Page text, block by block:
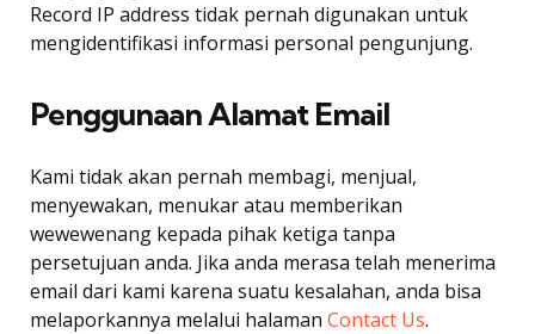
Record IP address tidak pernah digunakan untuk
mengidentifikasi informasi personal pengunjung.
Penggunaan Alamat Email
Kami tidak akan pernah membagi, menjual,
menyewakan, menukar atau memberikan
wewewenang kepada pihak ketiga tanpa
persetujuan anda. Jika anda merasa telah menerima
email dari kami karena suatu kesalahan, anda bisa
melaporkannya melalui halaman Contact Us.